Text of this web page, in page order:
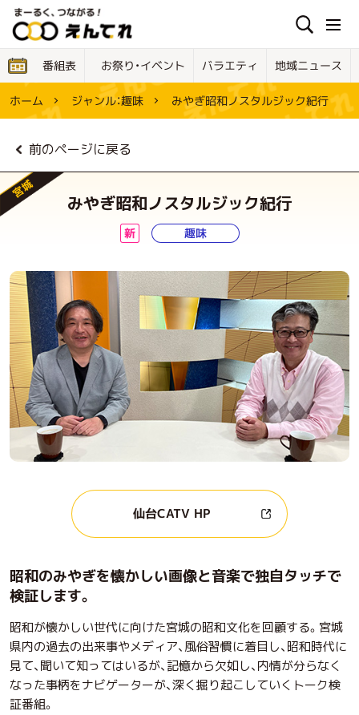
番組表 お祭り・イベント バラエティ 地域ニュース
ホーム ジャンル：趣味 みやぎ昭和ノスタルジック紀行
前のページに戻る
宮城
みやぎ昭和ノスタルジック紀行
新 趣味
仙台CATV HP
昭和のみやぎを懐かしい画像と音楽で独自タッチで
検証します。
昭和が懐かしい世代に向けた宮城の昭和文化を回顧する。宮城
県内の過去の出来事やメディア、風俗習慣に着目し、昭和時代に
見て、聞いて知ってはいるが、記憶から欠如し、内情が分らなく
なった事柄をナビゲーターが、深く掘り起こしていくトーク検
証番組。